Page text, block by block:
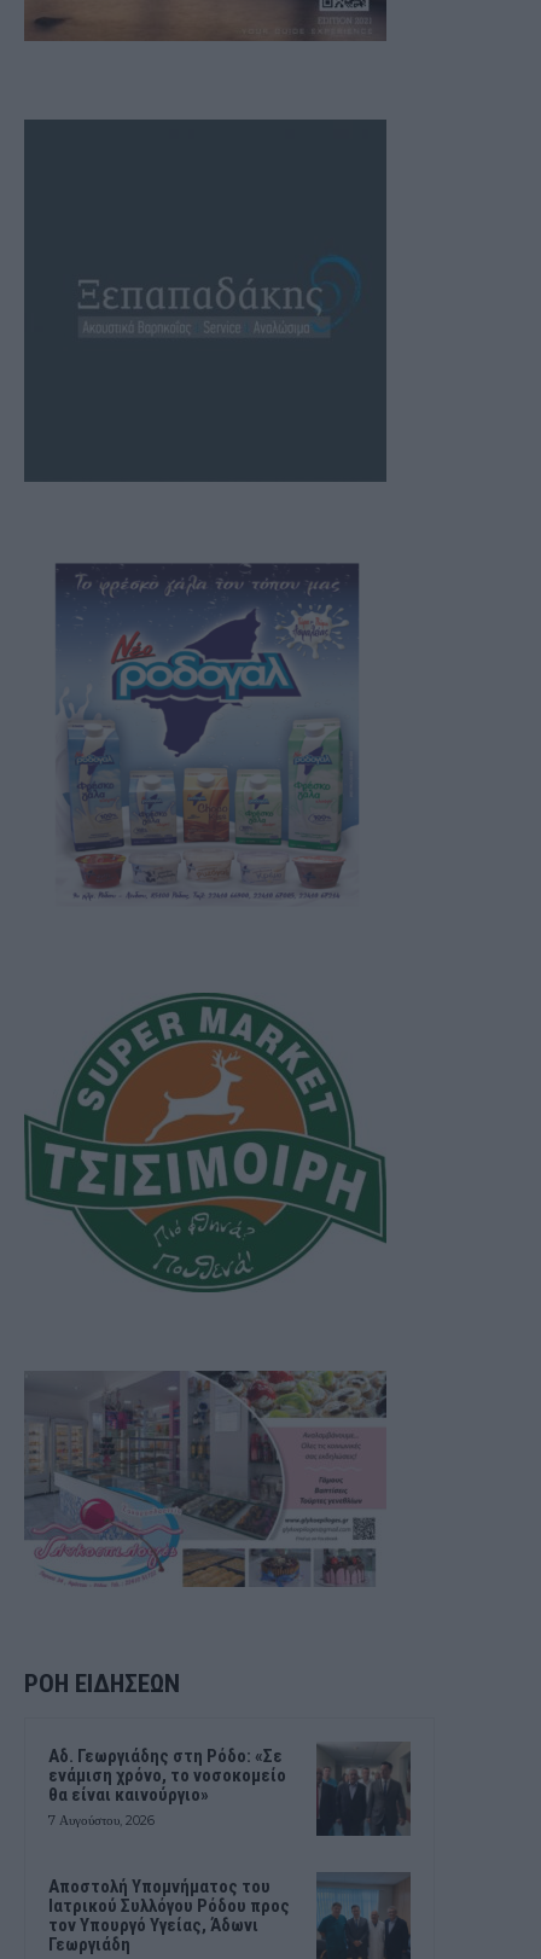
ΡΟΗ ΕΙΔΗΣΕΩΝ
Αδ. Γεωργιάδης στη Ρόδο: «Σε
ενάμιση χρόνο, το νοσοκομείο
θα είναι καινούργιο»
7 Αυγούστου, 2026
Αποστολή Υπομνήματος του
Ιατρικού Συλλόγου Ρόδου προς
τον Υπουργό Υγείας, Άδωνι
Γεωργιάδη